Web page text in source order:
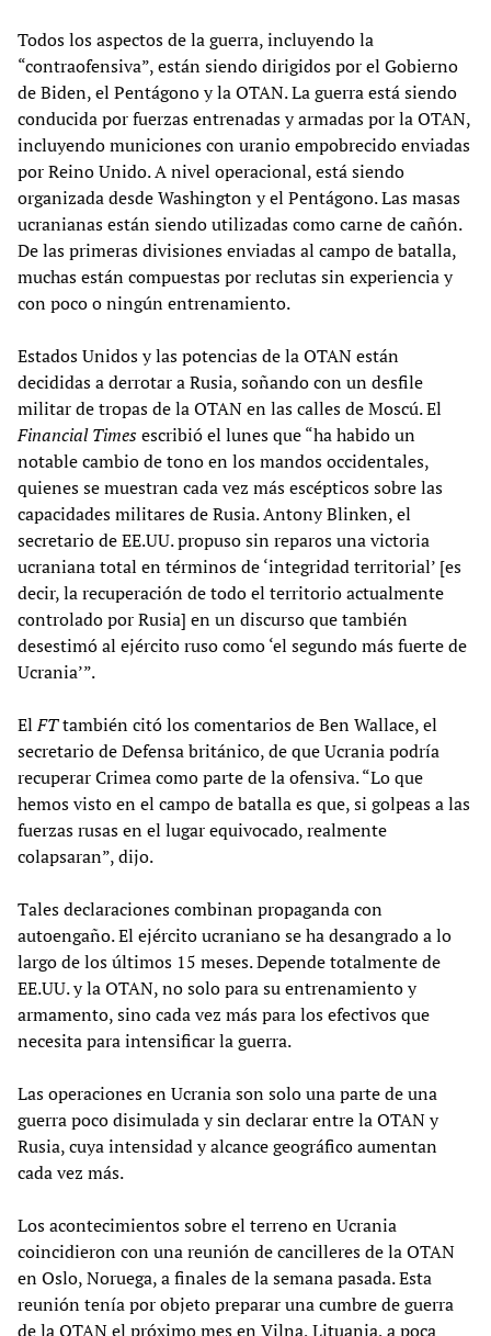
Todos los aspectos de la guerra, incluyendo la
“contraofensiva”, están siendo dirigidos por el Gobierno
de Biden, el Pentágono y la OTAN. La guerra está siendo
conducida por fuerzas entrenadas y armadas por la OTAN,
incluyendo municiones con uranio empobrecido enviadas
por Reino Unido. A nivel operacional, está siendo
organizada desde Washington y el Pentágono. Las masas
ucranianas están siendo utilizadas como carne de cañón.
De las primeras divisiones enviadas al campo de batalla,
muchas están compuestas por reclutas sin experiencia y
con poco o ningún entrenamiento.
Estados Unidos y las potencias de la OTAN están
decididas a derrotar a Rusia, soñando con un desfile
militar de tropas de la OTAN en las calles de Moscú. El
Financial Timesescribió el lunes que “ha habido un
notable cambio de tono en los mandos occidentales,
quienes se muestran cada vez más escépticos sobre las
capacidades militares de Rusia. Antony Blinken, el
secretario de EE.UU. propuso sin reparos una victoria
ucraniana total en términos de ‘integridad territorial’ [es
decir, la recuperación de todo el territorio actualmente
controlado por Rusia] en un discurso que también
desestimó al ejército ruso como ‘el segundo más fuerte de
Ucrania’”.
ElFTtambién citó los comentarios de Ben Wallace, el
secretario de Defensa británico, de que Ucrania podría
recuperar Crimea como parte de la ofensiva. “Lo que
hemos visto en el campo de batalla es que, si golpeas a las
fuerzas rusas en el lugar equivocado, realmente
colapsaran”, dijo.
Tales declaraciones combinan propaganda con
autoengaño. El ejército ucraniano se ha desangrado a lo
largo de los últimos 15 meses. Depende totalmente de
EE.UU. y la OTAN, no solo para su entrenamiento y
armamento, sino cada vez más para los efectivos que
necesita para intensificar la guerra.
Las operaciones en Ucrania son solo una parte de una
guerra poco disimulada y sin declarar entre la OTAN y
Rusia, cuya intensidad y alcance geográfico aumentan
cada vez más.
Los acontecimientos sobre el terreno en Ucrania
coincidieron con una reunión de cancilleres de la OTAN
en Oslo, Noruega, a finales de la semana pasada. Esta
reunión tenía por objeto preparar una cumbre de guerra
de la OTAN el próximo mes en Vilna, Lituania, a poca